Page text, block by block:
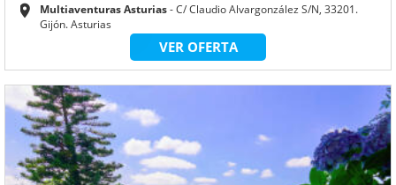
Multiaventuras Asturias C/ Claudio Alvargonzález S/N, 33201.
Gijón. Asturias
VER OFERTA